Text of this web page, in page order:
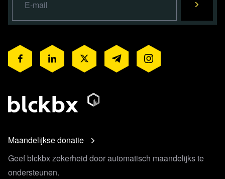
Maandelijkse donatie
Geef blckbx zekerheid door automatisch maandelijks te
ondersteunen.